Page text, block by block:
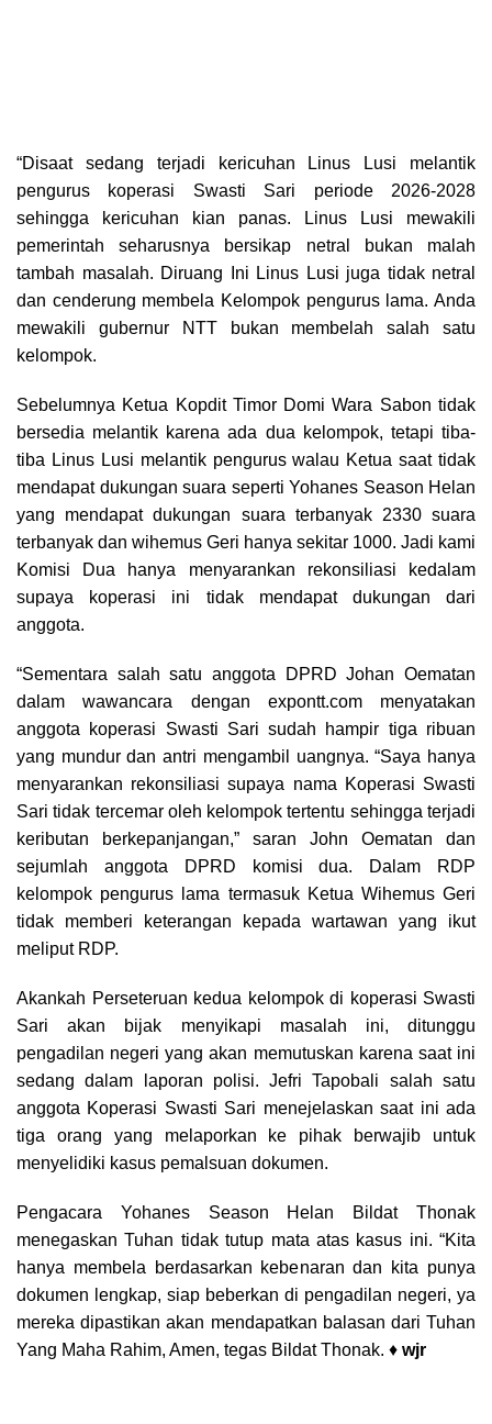
“Disaat sedang terjadi kericuhan Linus Lusi melantik
pengurus koperasi Swasti Sari periode 2026-2028
sehingga kericuhan kian panas. Linus Lusi mewakili
pemerintah seharusnya bersikap netral bukan malah
tambah masalah. Diruang Ini Linus Lusi juga tidak netral
dan cenderung membela Kelompok pengurus lama. Anda
mewakili gubernur NTT bukan membelah salah satu
kelompok.
Sebelumnya Ketua Kopdit Timor Domi Wara Sabon tidak
bersedia melantik karena ada dua kelompok, tetapi tiba-
tiba Linus Lusi melantik pengurus walau Ketua saat tidak
mendapat dukungan suara seperti Yohanes Season Helan
yang mendapat dukungan suara terbanyak 2330 suara
terbanyak dan wihemus Geri hanya sekitar 1000. Jadi kami
Komisi Dua hanya menyarankan rekonsiliasi kedalam
supaya koperasi ini tidak mendapat dukungan dari
anggota.
“Sementara salah satu anggota DPRD Johan Oematan
dalam wawancara dengan expontt.com menyatakan
anggota koperasi Swasti Sari sudah hampir tiga ribuan
yang mundur dan antri mengambil uangnya. “Saya hanya
menyarankan rekonsiliasi supaya nama Koperasi Swasti
Sari tidak tercemar oleh kelompok tertentu sehingga terjadi
keributan berkepanjangan,” saran John Oematan dan
sejumlah anggota DPRD komisi dua. Dalam RDP
kelompok pengurus lama termasuk Ketua Wihemus Geri
tidak memberi keterangan kepada wartawan yang ikut
meliput RDP.
Akankah Perseteruan kedua kelompok di koperasi Swasti
Sari akan bijak menyikapi masalah ini, ditunggu
pengadilan negeri yang akan memutuskan karena saat ini
sedang dalam laporan polisi. Jefri Tapobali salah satu
anggota Koperasi Swasti Sari menejelaskan saat ini ada
tiga orang yang melaporkan ke pihak berwajib untuk
menyelidiki kasus pemalsuan dokumen.
Pengacara Yohanes Season Helan Bildat Thonak
menegaskan Tuhan tidak tutup mata atas kasus ini. “Kita
hanya membela berdasarkan kebenaran dan kita punya
dokumen lengkap, siap beberkan di pengadilan negeri, ya
mereka dipastikan akan mendapatkan balasan dari Tuhan
Yang Maha Rahim, Amen, tegas Bildat Thonak. ♦ wjr